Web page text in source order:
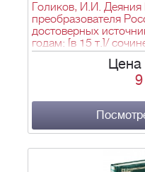
Голиков, И.И. Деяния
преобразователя
достоверных
годам: [в 15 т.]/
изд. - М.: в тип.